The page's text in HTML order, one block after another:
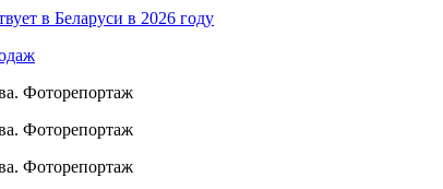
в Беларуси в 2026 году